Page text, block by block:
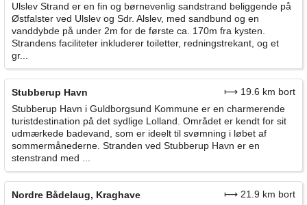
Ulslev Strand er en fin og børnevenlig sandstrand beliggende på
Østfalster ved Ulslev og Sdr. Alslev, med sandbund og en
vanddybde på under 2m for de første ca. 170m fra kysten.
Strandens faciliteter inkluderer toiletter, redningstrekant, og et
gr...
Stubberup Havn
⟼ 19.6 km bort
Stubberup Havn i Guldborgsund Kommune er en charmerende
turistdestination på det sydlige Lolland. Området er kendt for sit
udmærkede badevand, som er ideelt til svømning i løbet af
sommermånederne. Stranden ved Stubberup Havn er en
stenstrand med ...
Nordre Bådelaug, Kraghave
⟼ 21.9 km bort